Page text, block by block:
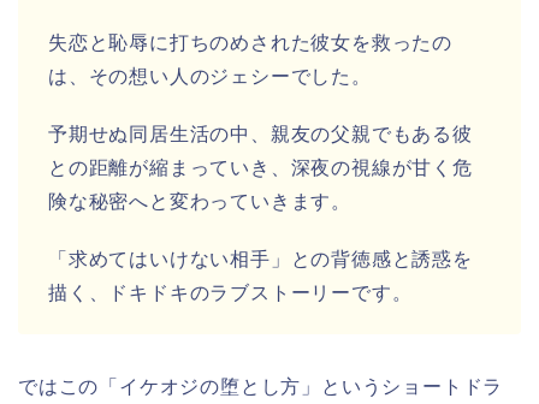
失恋と恥辱に打ちのめされた彼女を救ったの
は、その想い人のジェシーでした。
予期せぬ同居生活の中、親友の父親でもある彼
との距離が縮まっていき、深夜の視線が甘く危
険な秘密へと変わっていきます。
「求めてはいけない相手」との背徳感と誘惑を
描く、ドキドキのラブストーリーです。
ではこの 「イケオジの堕とし方 」 と いう ショートドラ